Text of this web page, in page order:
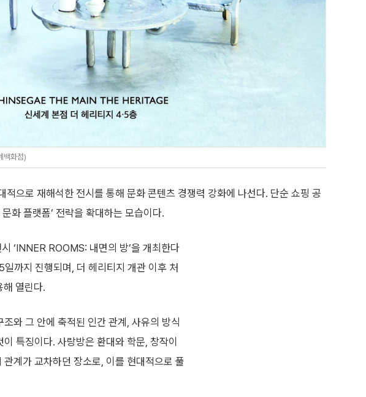
백화점)
적으로 재해석한 전시를 통해 문화 콘텐츠 경쟁력 강화에 나선다. 단순 쇼핑 공
화 플랫폼’ 전략을 확대하는 모습이다.
‘INNER ROOMS: 내면의 방’을 개최한다
까지 진행되며, 더 헤리티지 개관 이후 처
열린다.
와 그 안에 축적된 인간 관계, 사유의 방식
특징이다. 사랑방은 환대와 학문, 창작이
계가 교차하던 장소로, 이를 현대적으로 풀